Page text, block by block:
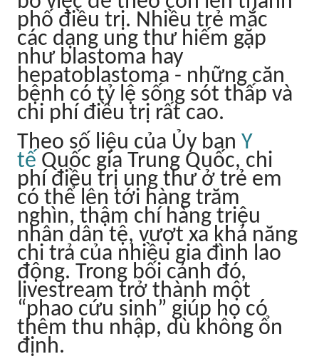
phố điều trị. Nhiều trẻ mắc
các dạng ung thư hiếm gặp
như blastoma hay
hepatoblastoma - những căn
bệnh có tỷ lệ sống sót thấp và
chi phí điều trị rất cao.
Theo số liệu của Ủy ban Y
tế Quốc gia Trung Quốc, chi
phí điều trị ung thư ở trẻ em
có thể lên tới hàng trăm
nghìn, thậm chí hàng triệu
nhân dân tệ, vượt xa khả năng
chi trả của nhiều gia đình lao
động. Trong bối cảnh đó,
livestream trở thành một
“phao cứu sinh” giúp họ có
thêm thu nhập, dù không ổn
định.